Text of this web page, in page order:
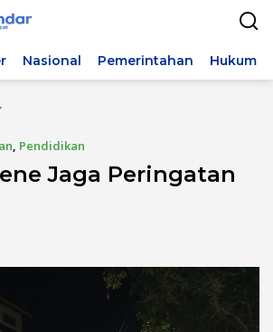
Nasional Pemerintahan Hukum
, Pendidikan
Jaga Peringatan